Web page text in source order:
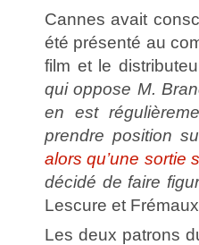
Cannes avait
été présenté au
film et le
qui oppose M.
en est
prendre position
alors qu’une sortie
décidé de faire
Lescure et
Les deux patrons